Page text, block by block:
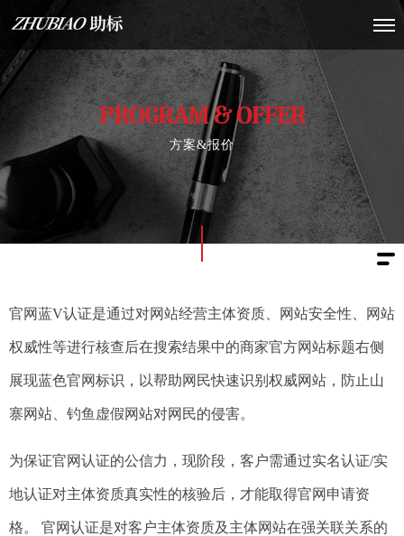
PROGRAM & OFFER
方案&报价
官网蓝V认证是通过对网站经营主体资质、网站安全性、网站
权威性等进行核查后在搜索结果中的商家官方网站标题右侧
展现蓝色官网标识，以帮助网民快速识别权威网站，防止山
寨网站、钓鱼虚假网站对网民的侵害。
为保证官网认证的公信力，现阶段，客户需通过实名认证/实
地认证对主体资质真实性的核验后，才能取得官网申请资
格。 官网认证是对客户主体资质及主体网站在强关联关系的